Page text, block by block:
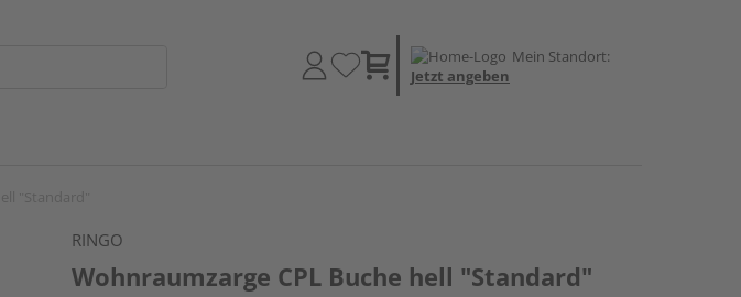
Mein Standort:
Jetzt angeben
RINGO
Wohnraumzarge CPL Buche hell "Standard"